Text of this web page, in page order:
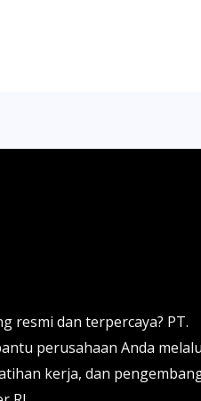
resmi dan terpercaya? PT.
perusahaan Anda
kerja, dan